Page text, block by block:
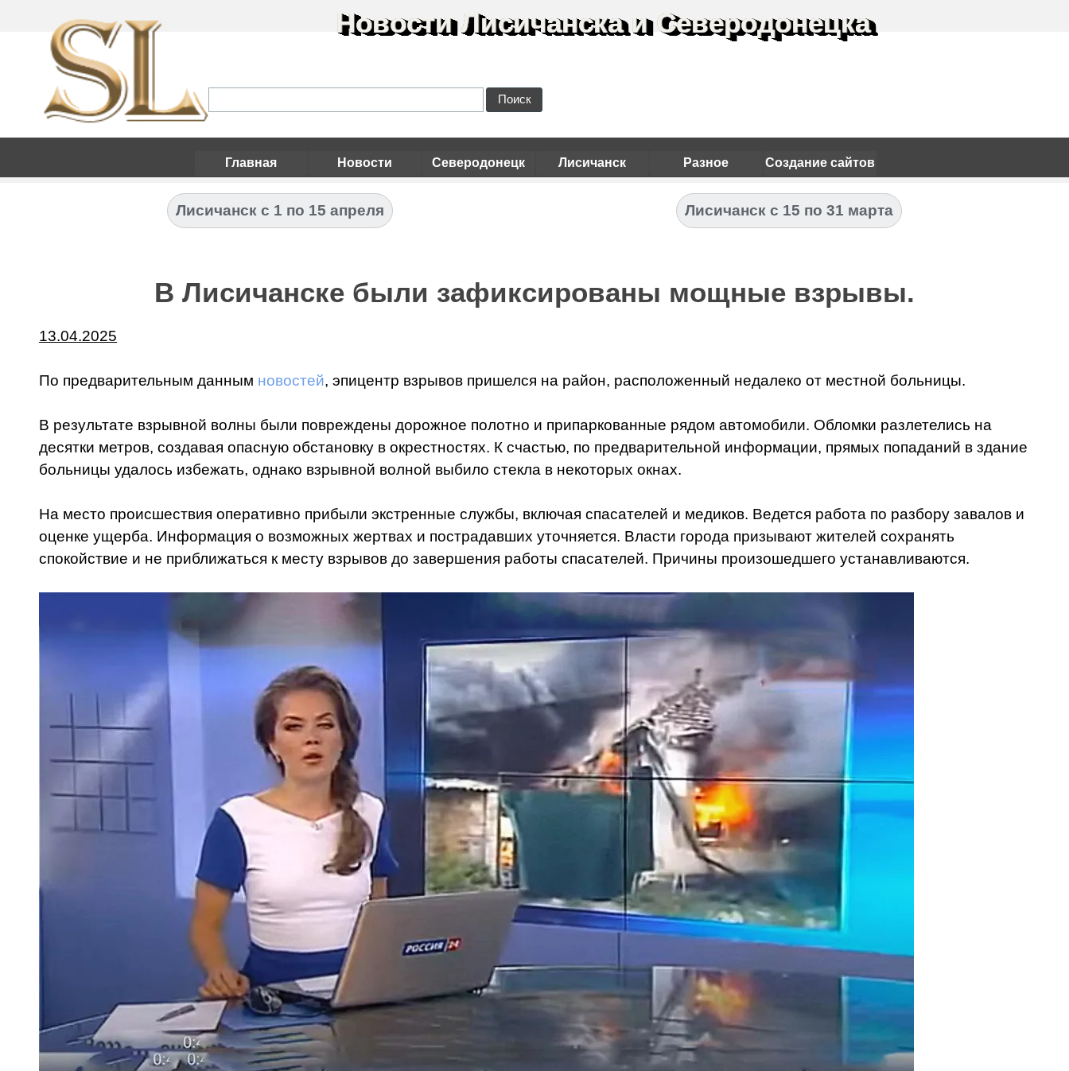
Главная Новости Северодонецк Лисичанск Разное Создание сайтов
Новости Лисичанска и Северодонецка
Поиск
Лисичанск с 15 по 31 марта
Лисичанск с 1 по 15 апреля
В Лисичанске были зафиксированы мощные взрывы.
13.04.2025
По предварительным данным новостей, эпицентр взрывов пришелся на район, расположенный недалеко от местной больницы.
В результате взрывной волны были повреждены дорожное полотно и припаркованные рядом автомобили. Обломки разлетелись на
десятки метров, создавая опасную обстановку в окрестностях. К счастью, по предварительной информации, прямых попаданий в здание
больницы удалось избежать, однако взрывной волной выбило стекла в некоторых окнах.
На место происшествия оперативно прибыли экстренные службы, включая спасателей и медиков. Ведется работа по разбору завалов и
оценке ущерба. Информация о возможных жертвах и пострадавших уточняется. Власти города призывают жителей сохранять
спокойствие и не приближаться к месту взрывов до завершения работы спасателей. Причины произошедшего устанавливаются.